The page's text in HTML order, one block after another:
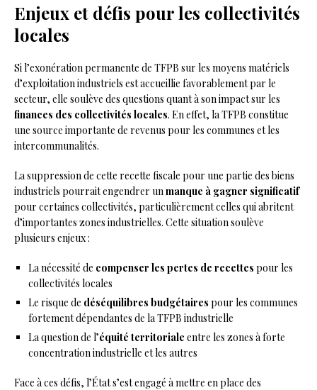
Enjeux et défis pour les collectivités
locales
Si l’exonération permanente de TFPB sur les moyens matériels
d’exploitation industriels est accueillie favorablement par le
secteur, elle soulève des questions quant à son impact sur les
finances des collectivités locales. En effet, la TFPB constitue
une source importante de revenus pour les communes et les
intercommunalités.
La suppression de cette recette fiscale pour une partie des biens
industriels pourrait engendrer un manque à gagner significatif
pour certaines collectivités, particulièrement celles qui abritent
d’importantes zones industrielles. Cette situation soulève
plusieurs enjeux :
La nécessité de compenser les pertes de recettes pour les
collectivités locales
Le risque de déséquilibres budgétaires pour les communes
fortement dépendantes de la TFPB industrielle
La question de l’équité territoriale entre les zones à forte
concentration industrielle et les autres
Face à ces défis, l’État s’est engagé à mettre en place des